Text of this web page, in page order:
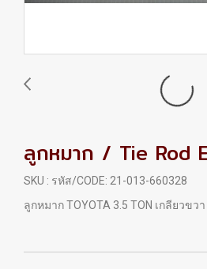
ลูกหมาก / Tie Rod
SKU : รหัส/CODE: 21-013-660328
ลูกหมาก TOYOTA 3.5 TON เกลียวขว